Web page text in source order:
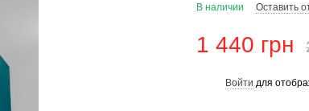
В наличии Оставить
1 440 грн
Войти для